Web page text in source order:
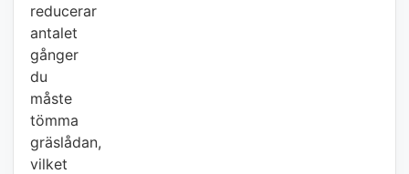
reducerar
antalet
gånger
du
måste
tömma
gräslådan,
vilket